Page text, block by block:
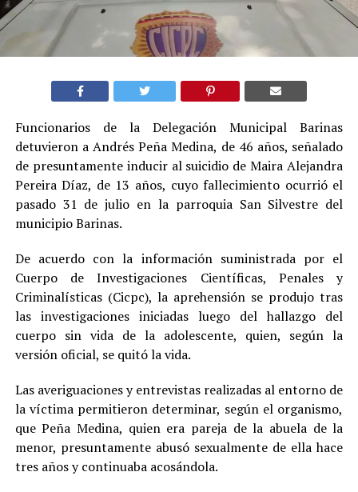
Funcionarios de la Delegación Municipal Barinas
detuvieron a Andrés Peña Medina, de 46 años, señalado
de presuntamente inducir al suicidio de Maira Alejandra
Pereira Díaz, de 13 años, cuyo fallecimiento ocurrió el
pasado 31 de julio en la parroquia San Silvestre del
municipio Barinas.
De acuerdo con la información suministrada por el
Cuerpo de Investigaciones Científicas, Penales y
Criminalísticas (Cicpc), la aprehensión se produjo tras
las investigaciones iniciadas luego del hallazgo del
cuerpo sin vida de la adolescente, quien, según la
versión oficial, se quitó la vida.
Las averiguaciones y entrevistas realizadas al entorno de
la víctima permitieron determinar, según el organismo,
que Peña Medina, quien era pareja de la abuela de la
menor, presuntamente abusó sexualmente de ella hace
tres años y continuaba acosándola.